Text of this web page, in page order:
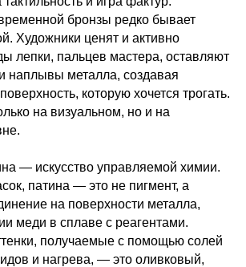
бронзы редко бывает
Художники ценят и активно
лепки, пальцев мастера, оставляют
наплывы металла, создавая
которую хочется трогать.
на визуальном, но и на
— искусство управляемой химии.
патина — это не пигмент, а
на поверхности металла,
меди в сплаве с реагентами.
получаемые с помощью солей
и нагрева, — это оливковый,